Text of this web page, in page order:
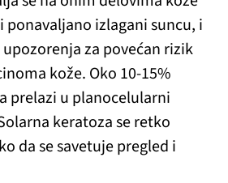
ponavaljano izlagani suncu, i
za povećan rizik
kože. Oko 10-15%
prelazi u planocelularni
keratoza se retko
da se savetuje pregled i